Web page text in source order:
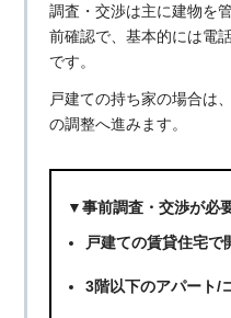
調査・交渉は主に建物を
前確認で、基本的には電
です。
戸建ての持ち家の場合は
の調整へ進みます。
▼事前調査・交渉が必
戸建ての賃貸住宅で
3階以下のアパート/